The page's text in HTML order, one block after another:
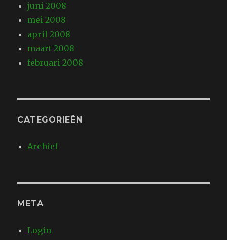
juni 2008
mei 2008
april 2008
maart 2008
februari 2008
CATEGORIEËN
Archief
META
Login